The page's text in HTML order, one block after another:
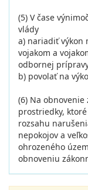
(5) V čase
vlády
a) nariadiť výkon
vojakom a
odbornej
b) povolať na
(6) Na
prostriedky,
rozsahu
nepokojov a
ohrozeného
obnoveniu